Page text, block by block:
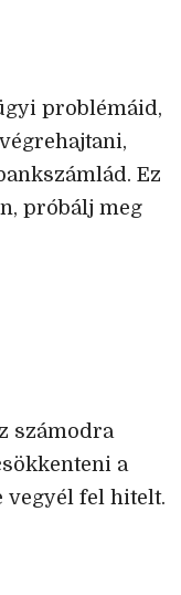
problémáid,
Ez
próbálj meg
számodra
a
vegyél fel hitelt.